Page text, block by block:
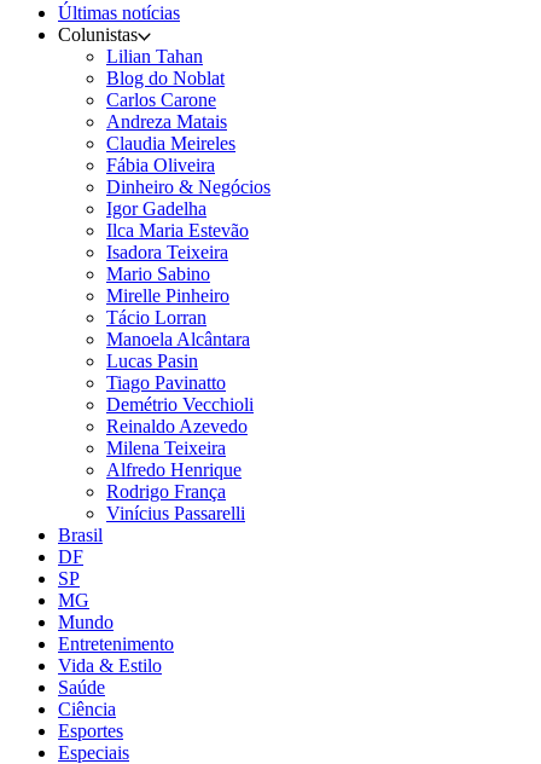
Últimas notícias
Colunistas
Lilian Tahan
Blog do Noblat
Carlos Carone
Andreza Matais
Claudia Meireles
Fábia Oliveira
Dinheiro & Negócios
Igor Gadelha
Ilca Maria Estevão
Isadora Teixeira
Mario Sabino
Mirelle Pinheiro
Tácio Lorran
Manoela Alcântara
Lucas Pasin
Tiago Pavinatto
Demétrio Vecchioli
Reinaldo Azevedo
Milena Teixeira
Alfredo Henrique
Rodrigo França
Vinícius Passarelli
Brasil
DF
SP
MG
Mundo
Entretenimento
Vida & Estilo
Saúde
Ciência
Esportes
Especiais